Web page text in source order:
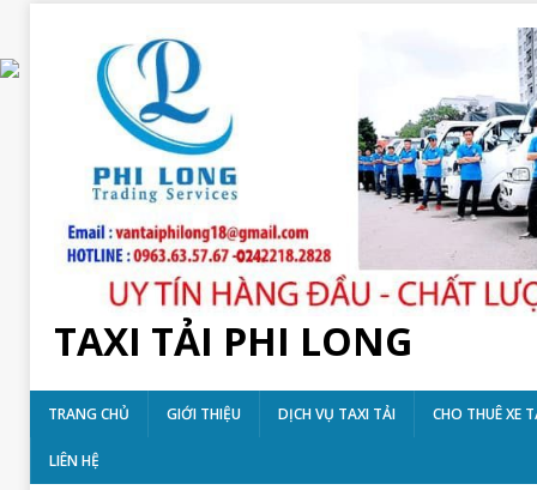
TAXI TẢI PHI LONG
TRANG CHỦ GIỚI THIỆU DỊCH VỤ TAXI TẢI CHO THUÊ XE
LIÊN HỆ